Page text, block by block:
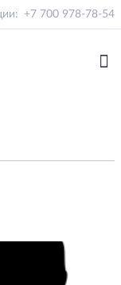
+7 700 978-78-54